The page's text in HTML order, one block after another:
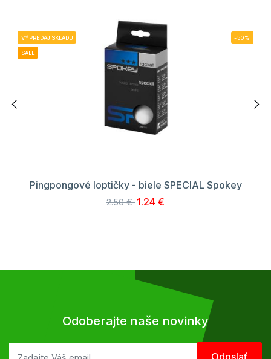
VÝPREDAJ SKLADU
SALE
-50%
Pingpongové loptičky - biele SPECIAL Spokey
2.50 € 1.24 €
Odoberajte naše novinky